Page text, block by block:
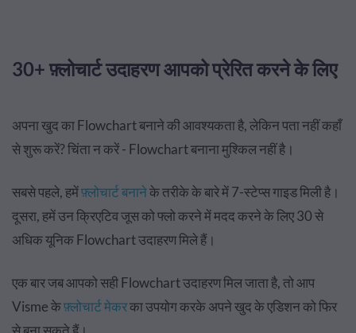
30+ फ़्लोचार्ट उदाहरण आपको प्रेरित करने के लिए
अपना खुद का Flowchart बनाने की आवश्यकता है, लेकिन पता नहीं कहाँ
से शुरू करें? चिंता न करें - Flowchart बनाना मुश्किल नहीं है।
सबसे पहले, हमेंफ़्लोचार्ट बनानेके तरीके के बारे में 7-स्टेप्स गाइड मिली है।
दूसरा, हमें उन क्रिएटिव जूस को फ्लो करने में मदद करने के लिए 30 से
अधिक यूनिक Flowchart उदाहरण मिले हैं।
एक बार जब आपको सही Flowchart उदाहरण मिल जाता है, तो आप
Visme केफ़्लोचार्ट मेकरका उपयोग करके अपने खुद के एडिशन को फिर